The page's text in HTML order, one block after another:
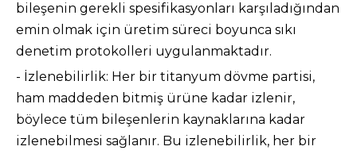
bileşenin gerekli spesifikasyonları karşıladığından
emin olmak için üretim süreci boyunca sıkı
denetim protokolleri uygulanmaktadır.
- İzlenebilirlik: Her bir titanyum dövme partisi,
ham maddeden bitmiş ürüne kadar izlenir,
böylece tüm bileşenlerin kaynaklarına kadar
izlenebilmesi sağlanır. Bu izlenebilirlik, her bir